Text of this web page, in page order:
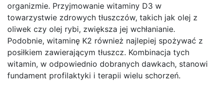
organizmie. Przyjmowanie witaminy D3 w
towarzystwie zdrowych tłuszczów, takich jak olej z
oliwek czy olej rybi, zwiększa jej wchłanianie.
Podobnie, witaminę K2 również najlepiej spożywać z
posiłkiem zawierającym tłuszcz. Kombinacja tych
witamin, w odpowiednio dobranych dawkach, stanowi
fundament profilaktyki i terapii wielu schorzeń.